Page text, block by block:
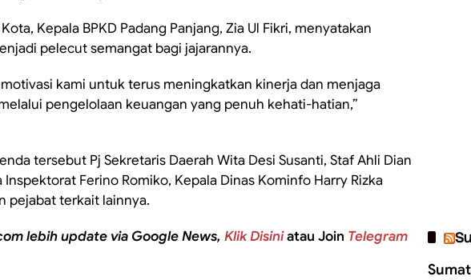
Kepala BPKD Padang Panjang, Zia Ul Fikri, menyatakan
pelecut semangat bagi jajarannya.
kami untuk terus meningkatkan kinerja dan menjaga
pengelolaan keuangan yang penuh kehati-hatian,”
tersebut Pj Sekretaris Daerah Wita Desi Susanti, Staf Ahli Dian
Inspektorat Ferino Romiko, Kepala Dinas Kominfo Harry Rizka
pejabat terkait lainnya.
lebih update via Google News, Klik Disiniatau Join Telegram